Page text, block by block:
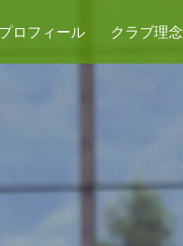
ロフィール クラブ理念